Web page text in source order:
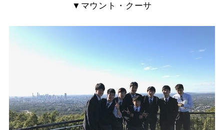
▼マウント・クーサ